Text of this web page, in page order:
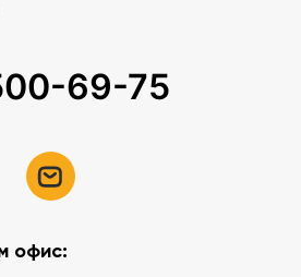
69-75
офис: